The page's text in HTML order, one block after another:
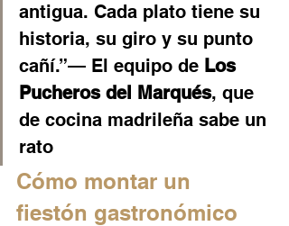
antigua. Cada plato tiene su
historia, su giro y su punto
cañí.”— El equipo de Los
Pucheros del Marqués, que
de cocina madrileña sabe un
rato
Cómo montar un
fiestón gastronómico